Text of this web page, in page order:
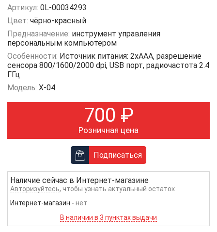
Артикул: 0L-00034293
Цвет: чёрно-красный
Предназначение: инструмент управления
персональным компьютером
Особенности: Источник питания: 2xAAA, разрешение
сенсора 800/1600/2000 dpi, USB порт, радиочастота 2.4
ГГц
Модель: X-04
700 ₽
Розничная цена
Подписаться
Наличие сейчас в Интернет-магазине
Авторизуйтесь, чтобы узнать актуальный остаток
Интернет-магазин - нет
В наличии в 3 пунктах выдачи